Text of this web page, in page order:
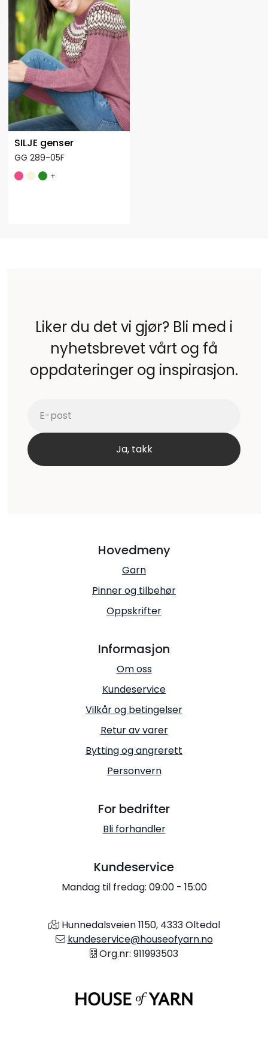
SILJE genser
GG 289-05F
+
Liker du det vi gjør? Bli med i
nyhetsbrevet vårt og få
oppdateringer og inspirasjon.
Hovedmeny
Garn
Pinner og tilbehør
Oppskrifter
Informasjon
Om oss
Kundeservice
Vilkår og betingelser
Retur av varer
Bytting og angrerett
Personvern
For bedrifter
Bli forhandler
Kundeservice
Mandag til fredag: 09:00 - 15:00
Hunnedalsveien 1150, 4333 Oltedal
kundeservice@houseofyarn.no
Org.nr: 911993503